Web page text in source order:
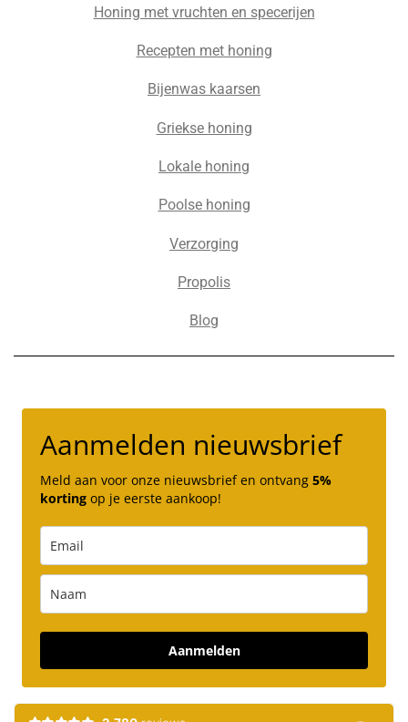
Honing met vruchten en specerijen
Recepten met honing
Bijenwas kaarsen
Griekse honing
Lokale honing
Poolse honing
Verzorging
Propolis
Blog
Aanmelden nieuwsbrief
Meld aan voor onze nieuwsbrief en ontvang 5%
korting op je eerste aankoop!
Aanmelden